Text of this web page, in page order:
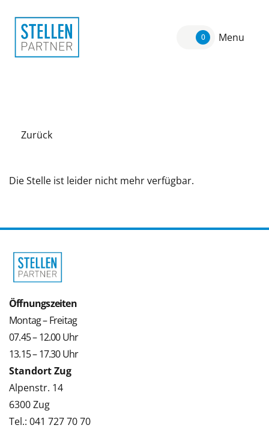
0 Menu
Zurück
Die Stelle ist leider nicht mehr verfügbar.
Öffnungszeiten
Montag – Freitag
07.45 – 12.00 Uhr
13.15 – 17.30 Uhr
Standort Zug
Alpenstr. 14
6300 Zug
Tel.: 041 727 70 70